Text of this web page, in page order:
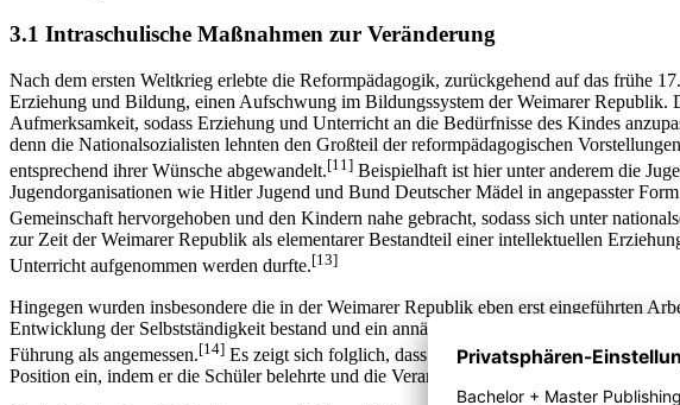
3.1 Intraschulische Maßnahmen zur Veränderung
Nach dem ersten Weltkrieg erlebte die Reformpädagogik, zurückgehend auf das frühe
Erziehung und Bildung, einen Aufschwung im Bildungssystem der Weimarer
Aufmerksamkeit, sodass Erziehung und Unterricht an die Bedürfnisse des Kindes
denn die Nationalsozialisten lehnten den Großteil der reformpädagogischen
entsprechend ihrer Wünsche abgewandelt.[11] Beispielhaft ist hier unter anderem die
Jugendorganisationen wie Hitler Jugend und Bund Deutscher Mädel in angepasster
Gemeinschaft hervorgehoben und den Kindern nahe gebracht, sodass sich unter
zur Zeit der Weimarer Republik als elementarer Bestandteil einer intellektuellen
Unterricht aufgenommen werden durfte.[13]
Hingegen wurden insbesondere die in der Weimarer Republik eben erst eingeführten
Entwicklung der Selbstständigkeit bestand und ein annähernd partnerschaftliches
Führung als angemessen.[14] Es zeigt sich folglich, dass auch im alltäglichen Unterricht
Position ein, indem er die Schüler belehrte und die Verantwortung für ihr Lernen trug.